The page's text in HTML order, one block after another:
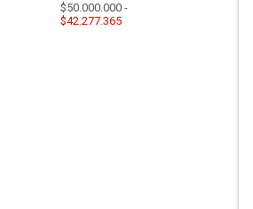
$50.000.000 -
$42.277.365